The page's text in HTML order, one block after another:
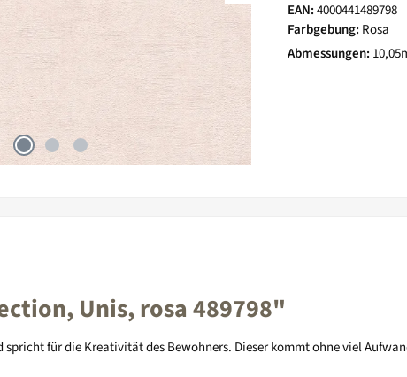
EAN:4000441489798
Farbgebung: Rosa
Abmessungen:
Unis, rosa 489798"
für die Kreativität des Bewohners. Dieser kommt ohne viel